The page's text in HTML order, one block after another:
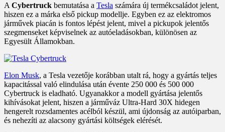
A Cybertruck bemutatása a Tesla számára új termékcsaládot jelent,
hiszen ez a márka első pickup modellje. Egyben ez az elektromos
járművek piacán is fontos lépést jelent, mivel a pickupok jelentős
szegmenseket képviselnek az autóeladásokban, különösen az
Egyesült Államokban.
Elon Musk, a Tesla vezetője korábban utalt rá, hogy a gyártás teljes
kapacitással való elindulása után évente 250 000 és 500 000
Cybertruck is eladható. Ugyanakkor a modell gyártása jelentős
kihívásokat jelent, hiszen a járműváz Ultra-Hard 30X hidegen
hengerelt rozsdamentes acélból készül, ami újdonság az autóiparban,
és nehezíti az alacsony gyártási költségek elérését.